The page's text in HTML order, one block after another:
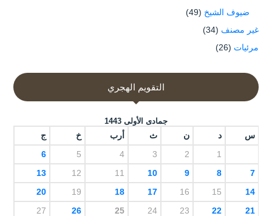
ضيوف الشيخ (49)
غير مصنف (34)
مرئيات (26)
التقويم الهجري
جمادى الأولى 1443
س د ن ث أرب خ ج
1
2
3
4
5
6
7
8
9
10
11
12
13
14
15
16
17
18
19
20
21
22
23
24
25
26
27